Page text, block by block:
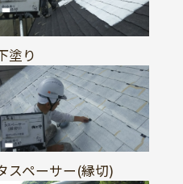
塗り
スペーサー(縁切)